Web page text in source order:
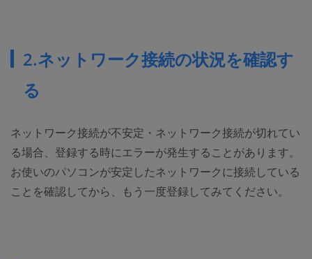
2.ネットワーク接続の状況を確認す
る
ネットワーク接続が不安定・ネットワーク接続が切れてい
る場合、登録する時にエラーが発生することがあります。
お使いのパソコンが安定したネットワークに接続している
ことを確認してから、もう一度登録してみてください。